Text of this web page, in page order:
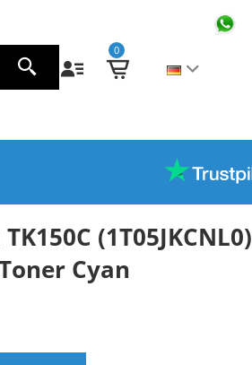
0
(1T05JKCNL0)
Cyan